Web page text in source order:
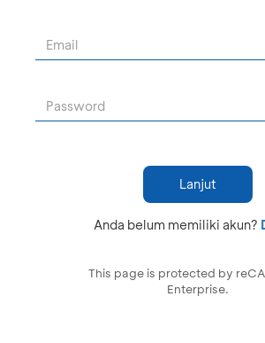
Lanjut
Anda belum memiliki akun?
This page is protected by
Enterprise.